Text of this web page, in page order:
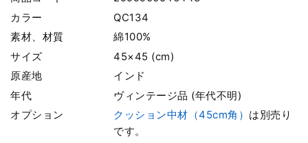
カラー
QC134
素材、材質
綿100%
サイズ
45×45 (cm)
原産地
インド
年代
ヴィンテージ品 (年代不明)
オプション
クッション中材（45cm角） は別売り
です。